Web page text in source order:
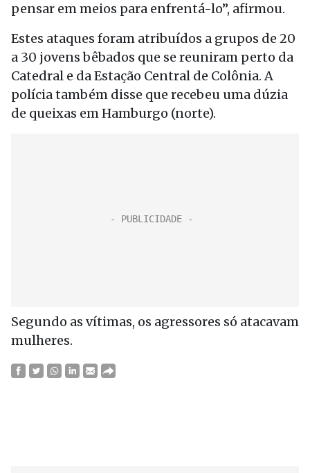
pensar em meios para enfrentá-lo”, afirmou.
Estes ataques foram atribuídos a grupos de 20
a 30 jovens bêbados que se reuniram perto da
Catedral e da Estação Central de Colônia. A
polícia também disse que recebeu uma dúzia
de queixas em Hamburgo (norte).
Segundo as vítimas, os agressores só atacavam
mulheres.